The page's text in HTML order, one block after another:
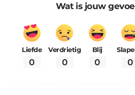
Wat is jouw
Liefde
0
Verdrietig
0
Blij
0 0